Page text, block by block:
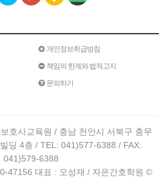
개인정보취급방침
책임의 한계와 법적고지
문의하기
호사교육원 / 충남 천안시 서북구 충무
딩 4층 / TEL: 041)577-6388 / FAX:
041)579-6388
47156 대표 : 오성재 / 자은간호학원 ©